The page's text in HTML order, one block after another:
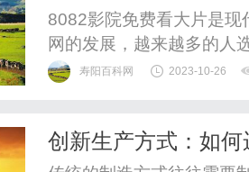
8082影院免费看大片是
网的发展，越来越多的人
首选。这个在线影院提供
家庭影院般的视听效果，
寿阳百科网 2023-10-26
创新生产方式：如